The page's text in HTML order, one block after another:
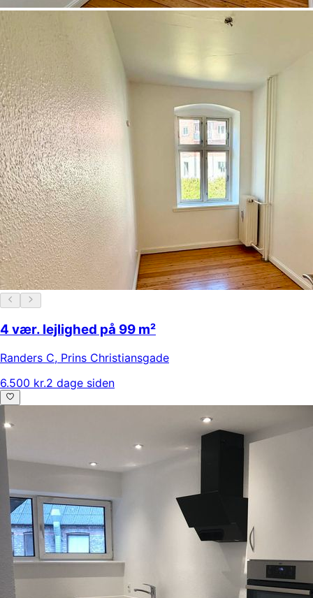
4 vær. lejlighed på 99 m²
Randers C, Prins Christiansgade
6.500 kr.2 dage siden